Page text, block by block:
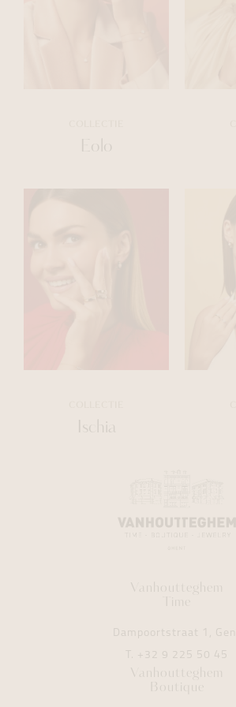
Eolo
Ischia
Vanhoutteghem
Time
Dampoortstraat 1, Gent
T. +32 9 225 50 45
Vanhoutteghem
Boutique